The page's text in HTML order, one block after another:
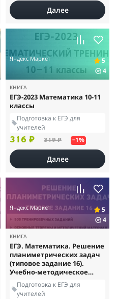
Далее
Яндекс Маркет
5
4
КНИГА
ЕГЭ-2023 Математика 10-11
классы
Подготовка к ЕГЭ для
учителей
316 ₽ 319 ₽ –1%
Далее
Яндекс Маркет
5
4
КНИГА
ЕГЭ. Математика. Решение
планиметрических задач
(типовое задание 16).
Учебно-методическое
пособие
Подготовка к ЕГЭ для
учителей